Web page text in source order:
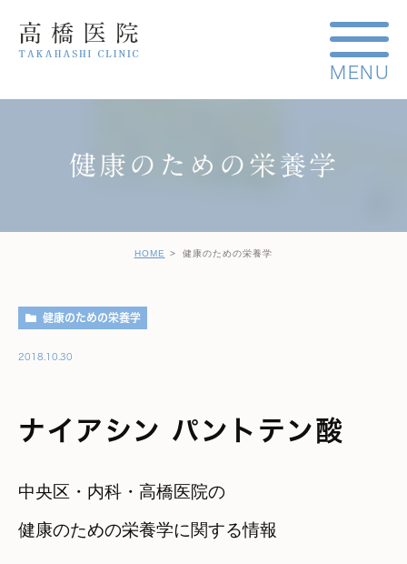
健康のための栄養学
HOME 健康のための栄養学
健康のための栄養学
2018.10.30
ナイアシン パントテン酸
中央区・内科・高橋医院の
健康のための栄養学に関する情報